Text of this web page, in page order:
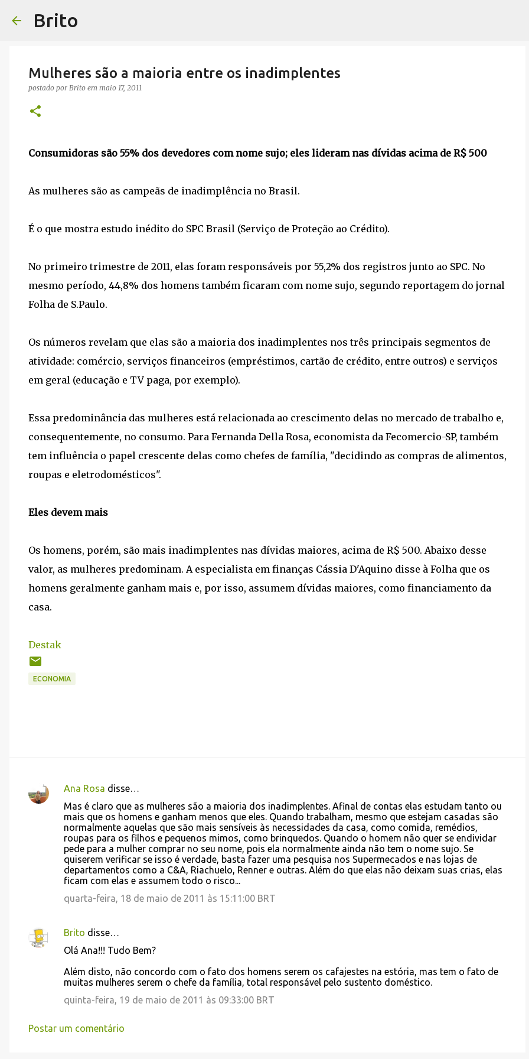
Brito
Mulheres são a maioria entre os inadimplentes
postado por Brito em maio 17, 2011
Consumidoras são 55% dos devedores com nome sujo; eles lideram nas dívidas acima de R$ 500
As mulheres são as campeãs de inadimplência no Brasil.
É o que mostra estudo inédito do SPC Brasil (Serviço de Proteção ao Crédito).
No primeiro trimestre de 2011, elas foram responsáveis por 55,2% dos registros junto ao SPC. No
mesmo período, 44,8% dos homens também ficaram com nome sujo, segundo reportagem do jornal
Folha de S.Paulo.
Os números revelam que elas são a maioria dos inadimplentes nos três principais segmentos de
atividade: comércio, serviços financeiros (empréstimos, cartão de crédito, entre outros) e serviços
em geral (educação e TV paga, por exemplo).
Essa predominância das mulheres está relacionada ao crescimento delas no mercado de trabalho e,
consequentemente, no consumo. Para Fernanda Della Rosa, economista da Fecomercio-SP, também
tem influência o papel crescente delas como chefes de família, "decidindo as compras de alimentos,
roupas e eletrodomésticos".
Eles devem mais
Os homens, porém, são mais inadimplentes nas dívidas maiores, acima de R$ 500. Abaixo desse
valor, as mulheres predominam. A especialista em finanças Cássia D'Aquino disse à Folha que os
homens geralmente ganham mais e, por isso, assumem dívidas maiores, como financiamento da
casa.
Destak
ECONOMIA
C
o
Ana Rosa disse…
Mas é claro que as mulheres são a maioria dos inadimplentes. Afinal de contas elas estudam tanto ou
mais que os homens e ganham menos que eles. Quando trabalham, mesmo que estejam casadas são
normalmente aquelas que são mais sensíveis às necessidades da casa, como comida, remédios,
roupas para os filhos e pequenos mimos, como brinquedos. Quando o homem não quer se endividar
pede para a mulher comprar no seu nome, pois ela normalmente ainda não tem o nome sujo. Se
quiserem verificar se isso é verdade, basta fazer uma pesquisa nos Supermecados e nas lojas de
departamentos como a C&A, Riachuelo, Renner e outras. Além do que elas não deixam suas crias, elas
ficam com elas e assumem todo o risco...
quarta-feira, 18 de maio de 2011 às 15:11:00 BRT
Brito disse…
Olá Ana!!! Tudo Bem?
Além disto, não concordo com o fato dos homens serem os cafajestes na estória, mas tem o fato de
muitas mulheres serem o chefe da família, total responsável pelo sustento doméstico.
quinta-feira, 19 de maio de 2011 às 09:33:00 BRT
Postar um comentário